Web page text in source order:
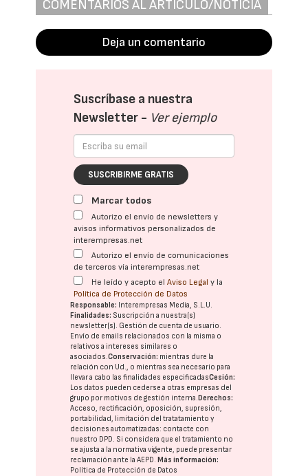
COMENTARIOS AL ARTÍCULO/NOTICIA
Deja un comentario
Suscríbase a nuestra
Newsletter - Ver ejemplo
SUSCRIBIRME GRATIS
Marcar todos
Autorizo el envío de newsletters y
avisos informativos personalizados de
interempresas.net
Autorizo el envío de comunicaciones
de terceros vía interempresas.net
He leído y acepto elAviso Legal y la
Política de Protección de Datos
Responsable: Interempresas Media, S.L.U.
Finalidades: Suscripción a nuestra(s)
newsletter(s). Gestión de cuenta de usuario.
Envío de emails relacionados con la misma o
relativos a intereses similares o
asociados.Conservación: mientras dure la
relación con Ud., o mientras sea necesario para
llevar a cabo las finalidades especificadasCesión:
Los datos pueden cederse a otras empresas del
grupo por motivos de gestión interna. Derechos:
Acceso, rectificación, oposición, supresión,
portabilidad, limitación del tratatamiento y
decisiones automatizadas: contacte con
nuestro DPD. Si considera que el tratamiento no
se ajusta a la normativa vigente, puede presentar
reclamación ante laAEPD. Más información:
Política de Protección de Datos